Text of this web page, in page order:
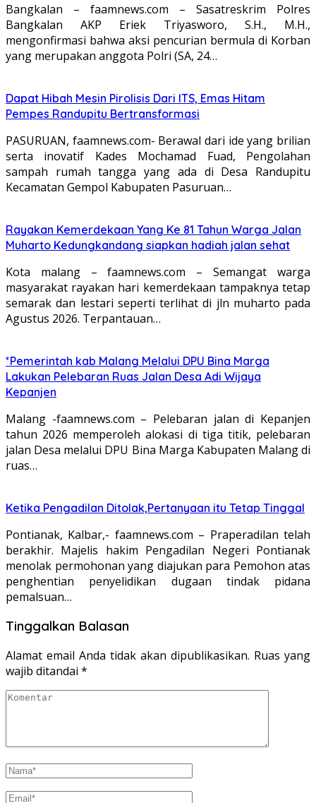
Bangkalan – faamnews.com – Sasatreskrim Polres
Bangkalan AKP Eriek Triyasworo, S.H., M.H.,
mengonfirmasi bahwa aksi pencurian bermula di Korban
yang merupakan anggota Polri (SA, 24…
Dapat Hibah Mesin Pirolisis Dari ITS, Emas Hitam
Pempes Randupitu Bertransformasi
PASURUAN, faamnews.com- Berawal dari ide yang brilian
serta inovatif Kades Mochamad Fuad, Pengolahan
sampah rumah tangga yang ada di Desa Randupitu
Kecamatan Gempol Kabupaten Pasuruan…
Rayakan Kemerdekaan Yang Ke 81 Tahun Warga Jalan
Muharto Kedungkandang siapkan hadiah jalan sehat
Kota malang – faamnews.com – Semangat warga
masyarakat rayakan hari kemerdekaan tampaknya tetap
semarak dan lestari seperti terlihat di jln muharto pada
Agustus 2026. Terpantauan…
*Pemerintah kab Malang Melalui DPU Bina Marga
Lakukan Pelebaran Ruas Jalan Desa Adi Wijaya
Kepanjen
Malang -faamnews.com – Pelebaran jalan di Kepanjen
tahun 2026 memperoleh alokasi di tiga titik, pelebaran
jalan Desa melalui DPU Bina Marga Kabupaten Malang di
ruas…
Ketika Pengadilan Ditolak,Pertanyaan itu Tetap Tinggal
Pontianak, Kalbar,- faamnews.com – Praperadilan telah
berakhir. Majelis hakim Pengadilan Negeri Pontianak
menolak permohonan yang diajukan para Pemohon atas
penghentian penyelidikan dugaan tindak pidana
pemalsuan…
Tinggalkan Balasan
Alamat email Anda tidak akan dipublikasikan. Ruas yang
wajib ditandai *